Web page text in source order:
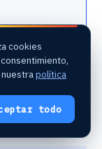
cookies
política
todo